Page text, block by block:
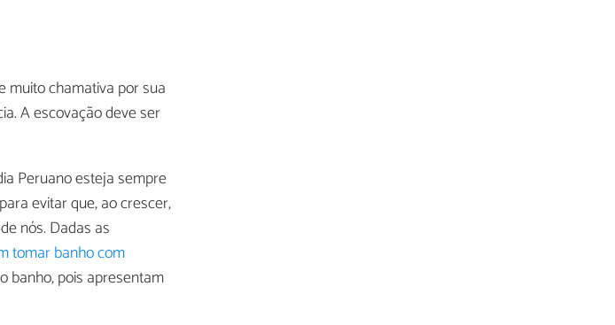
muito chamativa por sua
A escovação deve ser
Peruano esteja sempre
para evitar que, ao crescer,
nós. Dadas as
tomar banho com
banho, pois apresentam